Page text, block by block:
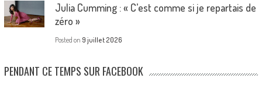
Julia Cumming : « C’est comme si je repartais de
zéro »
Posted on 9 juillet 2026
PENDANT CE TEMPS SUR FACEBOOK